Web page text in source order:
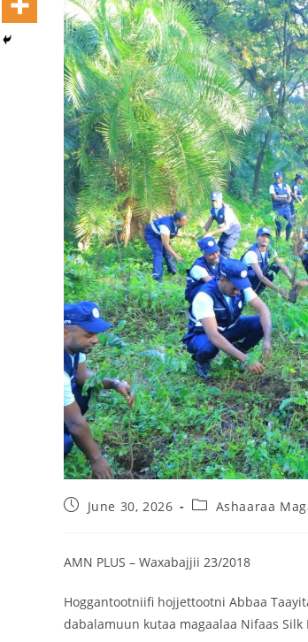
Ashaaraa Magariisaa
Afrikaatti Biyya Avokaadoo
Sadarkaa Lammaffaa
August 5, 2026
June 30, 2026 Ashaaraa
AMN PLUS – Waxabajjii 23/2018
Hoggantootniifi hojjettootni Abbaa
dabalamuun kutaa magaalaa Nifaas